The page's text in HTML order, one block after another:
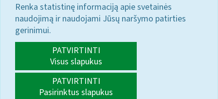
Renka statistinę informaciją apie svetainės
naudojimą ir naudojami Jūsų naršymo patirties
gerinimui.
PATVIRTINTI
Visus slapukus
PATVIRTINTI
Pasirinktus slapukus